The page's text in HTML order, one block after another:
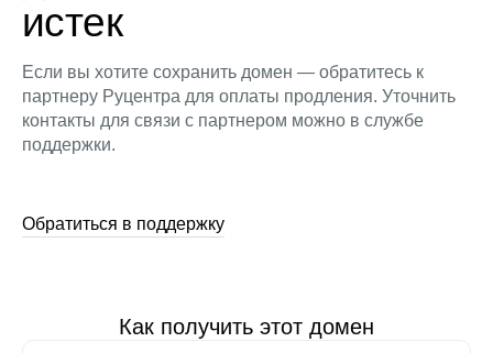
истек
Если вы хотите сохранить домен — обратитесь к
партнеру Руцентра для оплаты продления. Уточнить
контакты для связи с партнером можно в службе
поддержки.
Обратиться в поддержку
Как получить этот домен